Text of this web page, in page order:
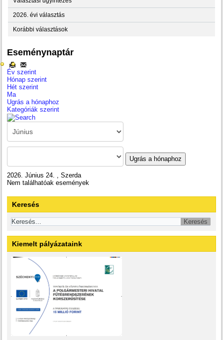
2026. évi választás
Korábbi választások
Eseménynaptár
Év szerint
Hónap szerint
Hét szerint
Ma
Ugrás a hónaphoz
Kategóriák szerint
Ugrás a hónaphoz
2026. Június 24. , Szerda
Nem találhatóak események
Keresés
Kiemelt pályázataink